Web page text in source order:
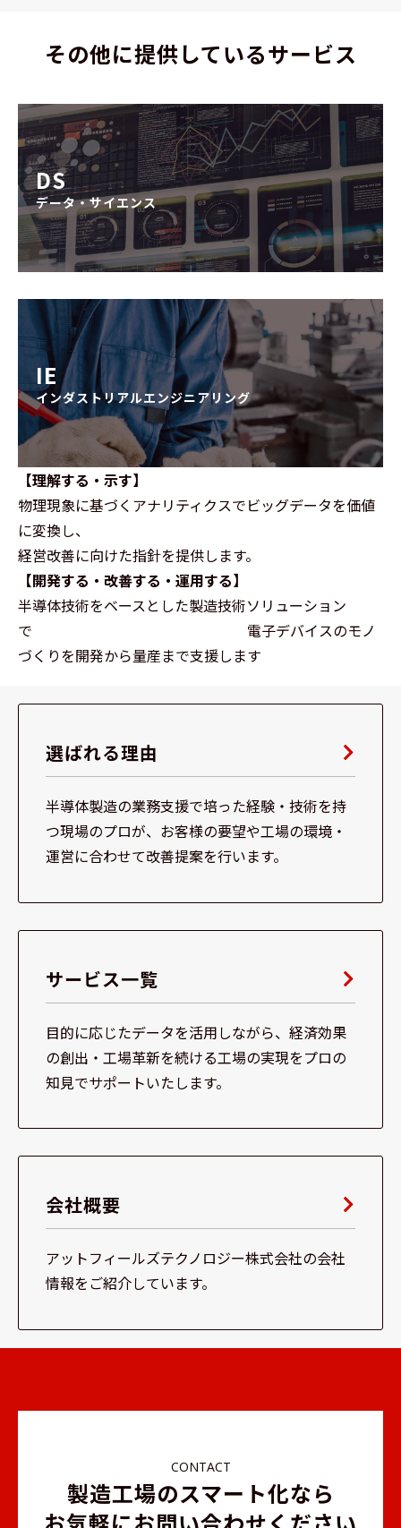
その他に提供しているサービス
DS
データ・サイエンス
IE
インダストリアルエンジニアリング
【理解する・示す】
物理現象に基づくアナリティクスでビッグデータを価値
に変換し、
経営改善に向けた指針を提供します。
【開発する・改善する・運用する】
半導体技術をベースとした製造技術ソリューション
で 電子デバイスのモノ
づくりを開発から量産まで支援します
選ばれる理由
半導体製造の業務支援で培った経験・技術を持
つ現場のプロが、お客様の要望や工場の環境・
運営に合わせて改善提案を行います。
サービス一覧
目的に応じたデータを活用しながら、経済効果
の創出・工場革新を続ける工場の実現をプロの
知見でサポートいたします。
会社概要
アットフィールズテクノロジー株式会社の会社
情報をご紹介しています。
CONTACT
製造工場のスマート化なら